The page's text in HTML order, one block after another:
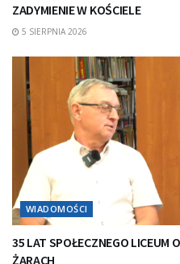
ZADYMIENIE W KOŚCIELE
5 SIERPNIA 2026
WIADOMOŚCI
35 LAT SPOŁECZNEGO LICEUM
ŻARACH